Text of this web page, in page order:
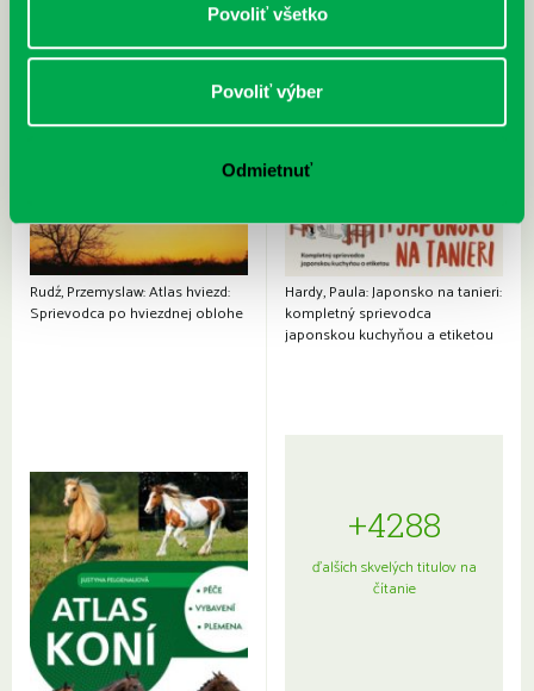
Povoliť všetko
Povoliť výber
Odmietnuť
Rudź, Przemyslaw: Atlas hviezd:
Sprievodca po hviezdnej oblohe
Hardy, Paula: Japonsko na tanieri:
kompletný sprievodca
japonskou kuchyňou a etiketou
+4288
ďalších skvelých titulov na
čítanie